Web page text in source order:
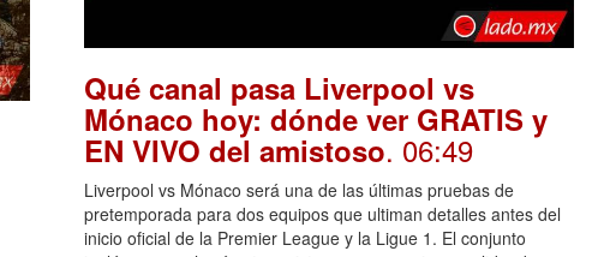
Qué canal pasa Liverpool vs
Mónaco hoy: dónde ver GRATIS y
EN VIVO del amistoso. 06:49
Liverpool vs Mónaco será una de las últimas pruebas de
pretemporada para dos equipos que ultiman detalles antes del
inicio oficial de la Premier League y la Ligue 1. El conjunto